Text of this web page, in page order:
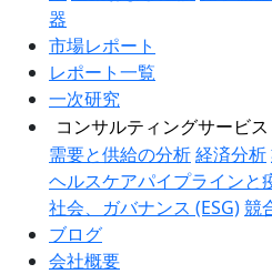
器
市場レポート
レポート一覧
一次研究
コンサルティングサービス
需要と供給の分析経済分析
ヘルスケアパイプラインと
社会、ガバナンス (ESG)競
ブログ
会社概要